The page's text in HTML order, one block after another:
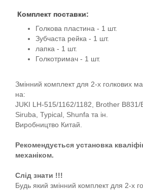
Комплект поставки:
Голкова пластина - 1 шт.
Зубчаста рейка - 1 шт.
лапка - 1 шт.
Голкотримач - 1 шт.
Змінний комплект для 2-х голкових
на:
JUKI LH-515/1162/1182, Brother B831/
Siruba, Typical, Shunfa та ін.
Виробництво Китай.
Рекомендується установка
механіком.
Слід знати !!!
Будь який змінний комплект для 2-х